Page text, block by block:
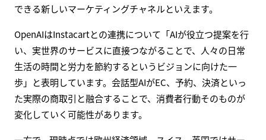
できる新しいマーケティングチャネルといえます。
OpenAIはInstacartとの連携について「AIが役立つ提案を行
い、実世界のサービスに直接つながることで、人々の日常
生活の時間と労力を節約するというビジョンに向けた一
歩」と表明しています。会話型AIがEC、予約、決済といっ
た実際の商取引と融合することで、消費者行動そのものが
変化していく可能性があります。